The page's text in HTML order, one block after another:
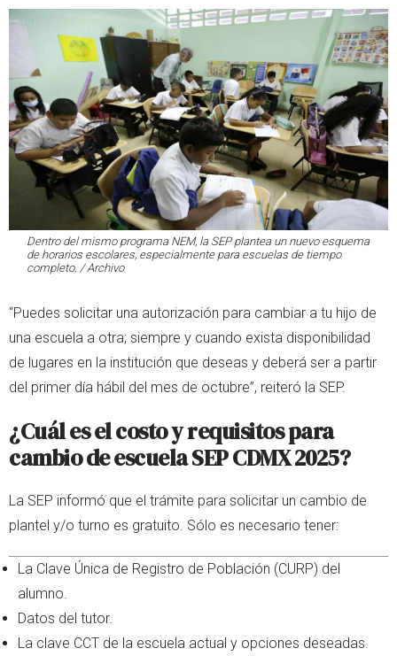
Dentro del mismo programa NEM, la SEP plantea un nuevo esquema
de horarios escolares, especialmente para escuelas de tiempo
completo. / Archivo
“Puedes solicitar una autorización para cambiar a tu hijo de
una escuela a otra; siempre y cuando exista disponibilidad
de lugares en la institución que deseas y deberá ser a partir
del primer día hábil del mes de octubre”, reiteró la SEP.
¿Cuál es el costo y requisitos para
cambio de escuela SEP CDMX 2025?
La SEP informó que el trámite para solicitar un cambio de
plantel y/o turno es gratuito. Sólo es necesario tener:
La Clave Única de Registro de Población (CURP) del
alumno.
Datos del tutor.
La clave CCT de la escuela actual y opciones deseadas.